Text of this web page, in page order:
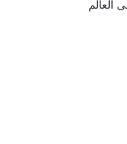
العالم